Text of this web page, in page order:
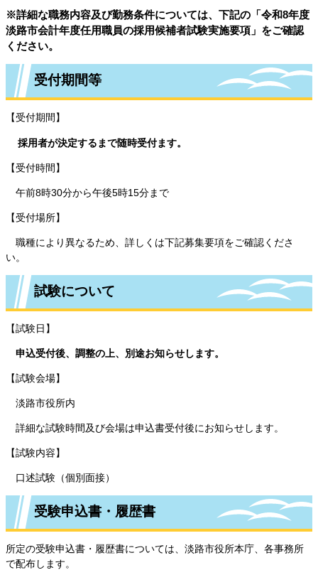
※詳細な職務内容及び勤務条件については、下記の「令和8年度
淡路市会計年度任用職員の採用候補者試験実施要項」をご確認
ください。
受付期間等
【受付期間】
採用者が決定するまで随時受付ます。​
【受付時間】
午前8時30分から午後5時15分まで
【受付場所】
職種により異なるため、詳しくは下記募集要項をご確認くださ
い。
試験について
【試験日】
申込受付後、調整の上、別途お知らせします。
【試験会場】
淡路市役所内
詳細な試験時間及び会場は申込書受付後にお知らせします。
【試験内容】
口述試験（個別面接）
受験申込書・履歴書
所定の受験申込書・履歴書については、淡路市役所本庁、各事務所
で配布します。